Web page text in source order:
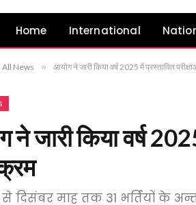
Home International
All News » आयोग ने जारी किया वर्ष 2025 में प्रस्तावित
ने जारी किया वर्ष
दिसंबर माह तक 31 भर्तियों के